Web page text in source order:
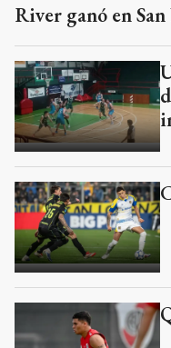
River ganó en